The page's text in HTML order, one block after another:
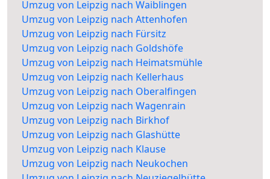
Umzug von Leipzig nach Waiblingen
Umzug von Leipzig nach Attenhofen
Umzug von Leipzig nach Fürsitz
Umzug von Leipzig nach Goldshöfe
Umzug von Leipzig nach Heimatsmühle
Umzug von Leipzig nach Kellerhaus
Umzug von Leipzig nach Oberalfingen
Umzug von Leipzig nach Wagenrain
Umzug von Leipzig nach Birkhof
Umzug von Leipzig nach Glashütte
Umzug von Leipzig nach Klause
Umzug von Leipzig nach Neukochen